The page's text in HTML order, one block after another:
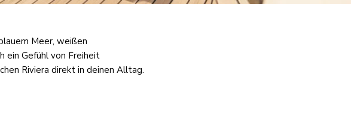
Meer, weißen
ein Gefühl von Freiheit
Riviera direkt in deinen Alltag.